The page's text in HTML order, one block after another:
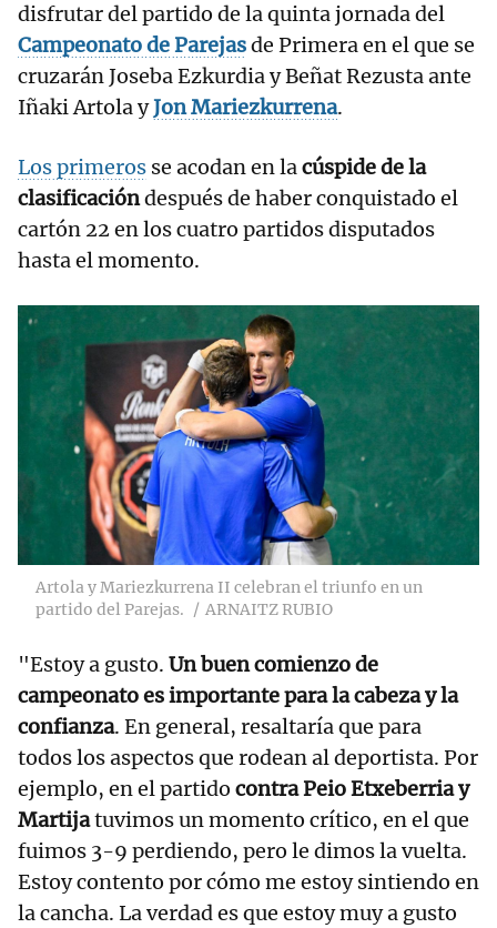
disfrutar del partido de la quinta jornada del
Campeonato de Parejasde Primera en el que se
cruzarán Joseba Ezkurdia y Beñat Rezusta ante
Iñaki Artola yJon Mariezkurrena.
Los primeros se acodan en lacúspide de la
clasificacióndespués de haber conquistado el
cartón 22 en los cuatro partidos disputados
hasta el momento.
Artola y Mariezkurrena II celebran el triunfo en un
partido del Parejas.
ARNAITZ RUBIO
"Estoy a gusto. Un buen comienzo de
campeonato es importante para la cabeza y la
confianza. En general, resaltaría que para
todos los aspectos que rodean al deportista. Por
ejemplo, en el partido contra Peio Etxeberria y
Martijatuvimos un momento crítico, en el que
fuimos 3-9 perdiendo, pero le dimos la vuelta.
Estoy contento por cómo me estoy sintiendo en
la cancha. La verdad es que estoy muy a gusto